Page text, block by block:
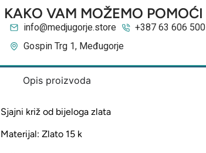
KAKO VAM MOŽEMO POMOĆI
info@medjugorje.store +387 63 606 500
Gospin Trg 1, Međugorje
Opis proizvoda
Sjajni križ od bijeloga zlata
Materijal: Zlato 15 k